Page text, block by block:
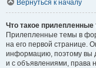
Вернуться к началу
Что такое
Прилепленные темы в
на его первой странице.
информацию, поэтому вы
и с объявлениями, права